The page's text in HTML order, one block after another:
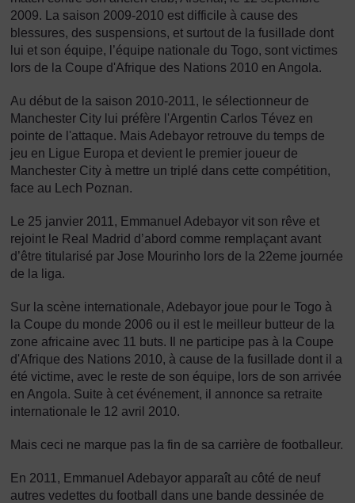
2009. La saison 2009-2010 est difficile à cause des
blessures, des suspensions, et surtout de la fusillade dont
lui et son équipe, l’équipe nationale du Togo, sont victimes
lors de la Coupe d'Afrique des Nations 2010 en Angola.
Au début de la saison 2010-2011, le sélectionneur de
Manchester City lui préfère l'Argentin Carlos Tévez en
pointe de l'attaque. Mais Adebayor retrouve du temps de
jeu en Ligue Europa et devient le premier joueur de
Manchester City à mettre un triplé dans cette compétition,
face au Lech Poznan.
Le 25 janvier 2011, Emmanuel Adebayor vit son rêve et
rejoint le Real Madrid d’abord comme remplaçant avant
d’être titularisé par Jose Mourinho lors de la 22eme journée
de la liga.
Sur la scène internationale, Adebayor joue pour le Togo à
la Coupe du monde 2006 ou il est le meilleur butteur de la
zone africaine avec 11 buts. Il ne participe pas à la Coupe
d'Afrique des Nations 2010, à cause de la fusillade dont il a
été victime, avec le reste de son équipe, lors de son arrivée
en Angola. Suite à cet événement, il annonce sa retraite
internationale le 12 avril 2010.
Mais ceci ne marque pas la fin de sa carrière de footballeur.
En 2011, Emmanuel Adebayor apparaît au côté de neuf
autres vedettes du football dans une bande dessinée de